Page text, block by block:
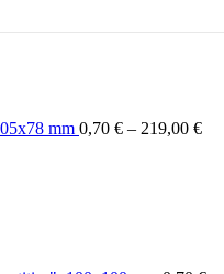
mm 0,70 € – 219,00 €